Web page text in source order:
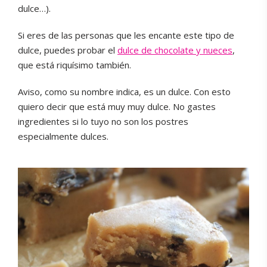
dulce…).
Si eres de las personas que les encante este tipo de
dulce, puedes probar el dulce de chocolate y nueces,
que está riquísimo también.
Aviso, como su nombre indica, es un dulce. Con esto
quiero decir que está muy muy dulce. No gastes
ingredientes si lo tuyo no son los postres
especialmente dulces.